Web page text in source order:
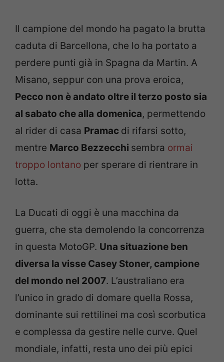
Il campione del mondo ha pagato la brutta
caduta di Barcellona, che lo ha portato a
perdere punti già in Spagna da Martin. A
Misano, seppur con una prova eroica,
Pecco non è andato oltre il terzo posto sia
al sabato che alla domenica, permettendo
al rider di casa Pramac di rifarsi sotto,
mentre Marco Bezzecchi sembra ormai
troppo lontano per sperare di rientrare in
lotta.
La Ducati di oggi è una macchina da
guerra, che sta demolendo la concorrenza
in questa MotoGP. Una situazione ben
diversa la visse Casey Stoner, campione
del mondo nel 2007. L’australiano era
l’unico in grado di domare quella Rossa,
dominante sui rettilinei ma così scorbutica
e complessa da gestire nelle curve. Quel
mondiale, infatti, resta uno dei più epici